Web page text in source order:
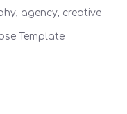
agency, creative
Template